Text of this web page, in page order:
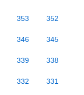
353 352
346 345
339 338
332 331